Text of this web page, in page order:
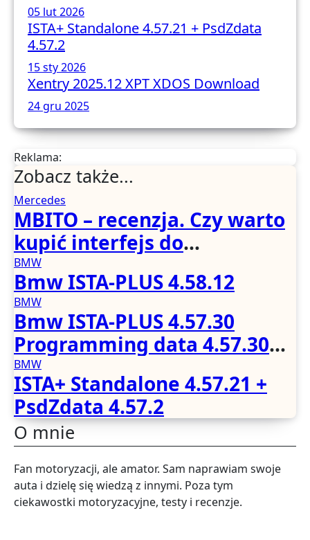
05 lut 2026
ISTA+ Standalone 4.57.21 + PsdZdata
4.57.2
15 sty 2026
Xentry 2025.12 XPT XDOS Download
24 gru 2025
Reklama:
Zobacz także...
Mercedes
MBITO – recenzja. Czy warto
kupić interfejs do
Mercedesa? Test, opinia i
możliwości kodowania
BMW
Bmw ISTA-PLUS 4.58.12
BMW
Bmw ISTA-PLUS 4.57.30
Programming data 4.57.30
full
BMW
ISTA+ Standalone 4.57.21 +
PsdZdata 4.57.2
O mnie
Fan motoryzacji, ale amator. Sam naprawiam swoje
auta i dzielę się wiedzą z innymi. Poza tym
ciekawostki motoryzacyjne, testy i recenzje.